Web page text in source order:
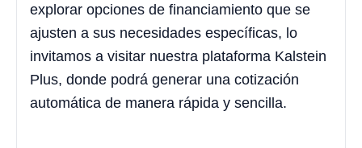
explorar opciones de financiamiento que se
ajusten a sus necesidades específicas, lo
invitamos a visitar nuestra plataforma Kalstein
Plus, donde podrá generar una cotización
automática de manera rápida y sencilla.